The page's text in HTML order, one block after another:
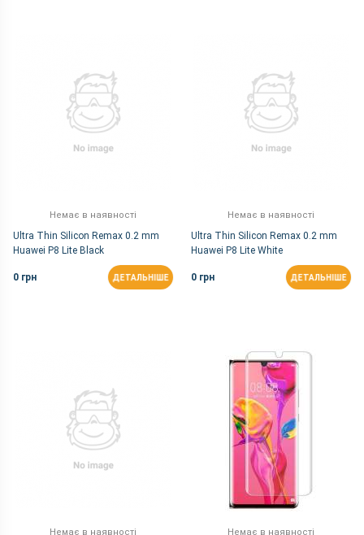
Немає в наявності
Ultra Thin Silicon Remax 0.2 mm
Huawei P8 Lite Black
0 грн ДЕТАЛЬНІШЕ
Немає в наявності
Ultra Thin Silicon Remax 0.2 mm
Huawei P8 Lite White
0 грн ДЕТАЛЬНІШЕ
Немає в наявності Немає в наявності